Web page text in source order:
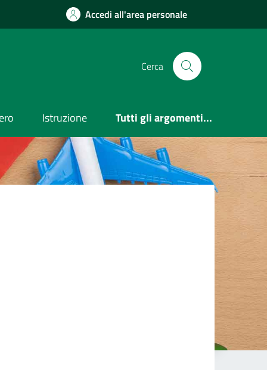
Accedi all'area personale
Cerca
Istruzione Tutti gli argomenti...